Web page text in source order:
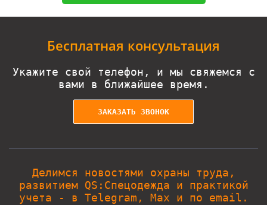
Бесплатная консультация
Укажите свой телефон, и мы свяжемся с
вами в ближайшее время.
ЗАКАЗАТЬ ЗВОНОК
Делимся новостями охраны труда,
развитием QS:Спецодежда и практикой
учета - в Telegram, Max и по email.